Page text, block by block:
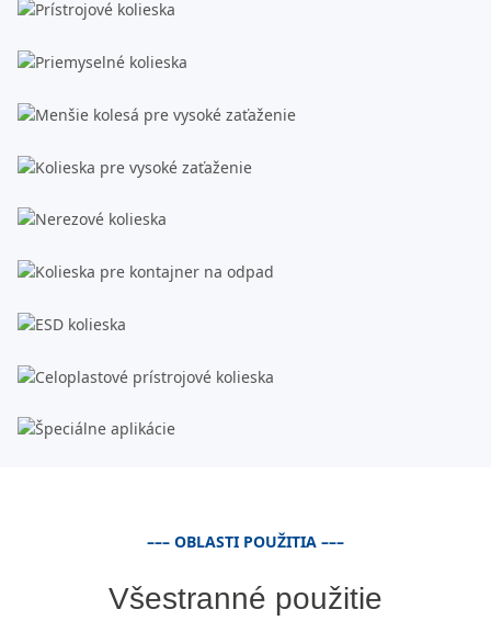
––– OBLASTI POUŽITIA –––
Všestranné použitie